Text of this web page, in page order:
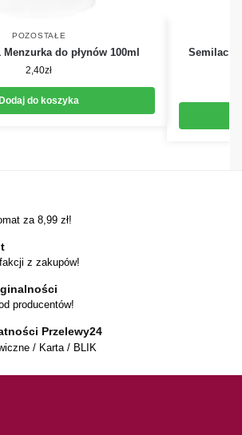
POZOSTAŁE
Menzurka do płynów 100ml
2,40zł
Dodaj do koszyka
Semilac
za 8,99 zł!
z zakupów!
producentów!
Przelewy24
/ Karta / BLIK